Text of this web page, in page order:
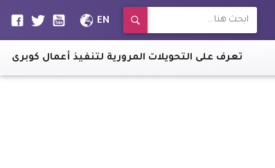
EN
تعرف على التحويلات المرورية لتنفيذ أعمال كوبرى الفردوس